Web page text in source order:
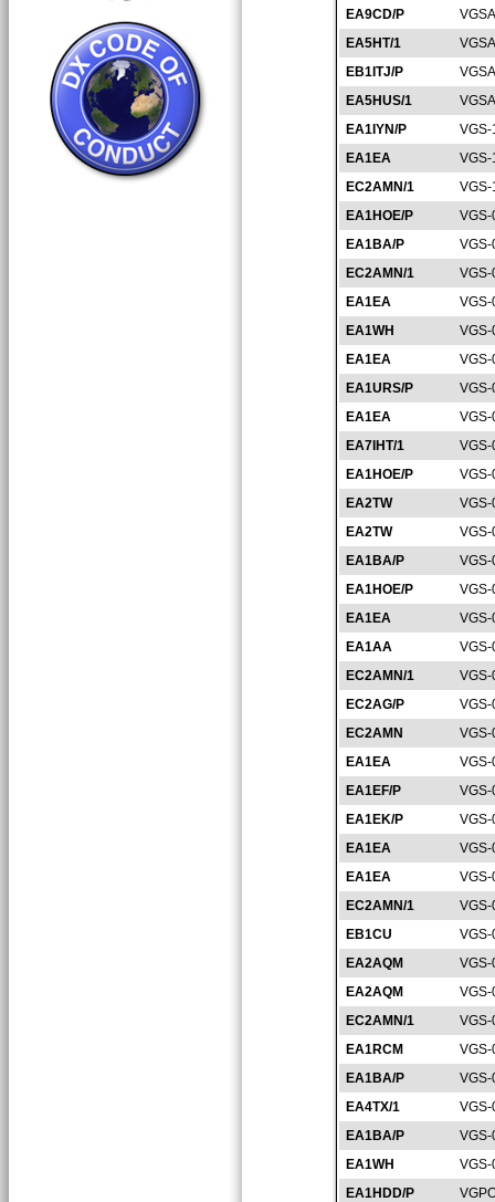
EA9CD/P
EA5HT/1
EB1ITJ/P
EA5HUS/1
EA1IYN/P
VGS-
EA1EA
EC2AMN/1
EA1HOE/P
EA1BA/P
EC2AMN/1
EA1EA
EA1WH
EA1EA
EA1URS/P
EA1EA
EA7IHT/1
EA1HOE/P
EA2TW
EA2TW
EA1BA/P
EA1HOE/P
EA1EA
EA1AA
EC2AMN/1
EC2AG/P
EC2AMN
EA1EA
EA1EF/P
EA1EK/P
EA1EA
EA1EA
EC2AMN/1
EB1CU
EA2AQM
EA2AQM
EC2AMN/1
EA1RCM
EA1BA/P
EA4TX/1
EA1BA/P
EA1WH
EA1HDD/P